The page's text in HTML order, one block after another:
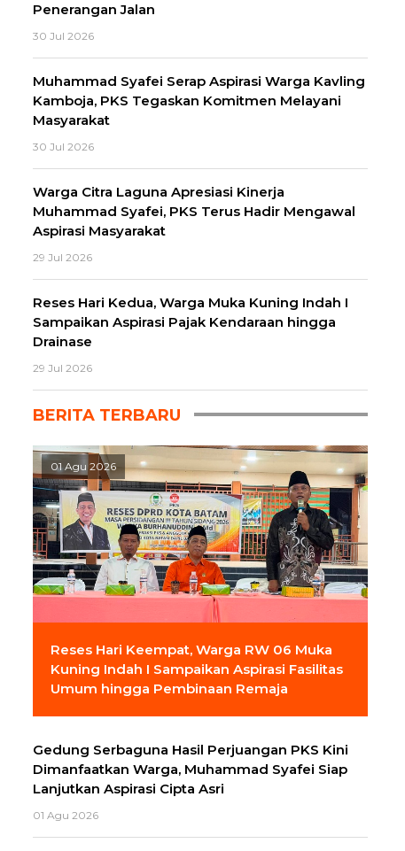
Penerangan Jalan
30 Jul 2026
Muhammad Syafei Serap Aspirasi Warga Kavling
Kamboja, PKS Tegaskan Komitmen Melayani
Masyarakat
30 Jul 2026
Warga Citra Laguna Apresiasi Kinerja
Muhammad Syafei, PKS Terus Hadir Mengawal
Aspirasi Masyarakat
29 Jul 2026
Reses Hari Kedua, Warga Muka Kuning Indah I
Sampaikan Aspirasi Pajak Kendaraan hingga
Drainase
29 Jul 2026
BERITA TERBARU
Reses Hari Keempat, Warga RW 06 Muka
Kuning Indah I Sampaikan Aspirasi Fasilitas
Umum hingga Pembinaan Remaja
01 Agu 2026
Gedung Serbaguna Hasil Perjuangan PKS Kini
Dimanfaatkan Warga, Muhammad Syafei Siap
Lanjutkan Aspirasi Cipta Asri
01 Agu 2026